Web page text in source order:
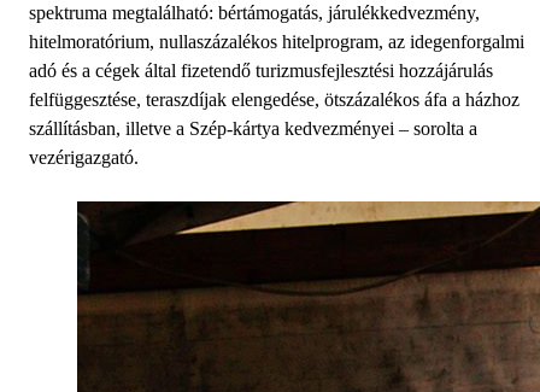
spektruma megtalálható: bértámogatás, járulékkedvezmény,
hitelmoratórium, nullaszázalékos hitelprogram, az idegenforgalmi
adó és a cégek által fizetendő turizmusfejlesztési hozzájárulás
felfüggesztése, teraszdíjak elengedése, ötszázalékos áfa a házhoz
szállításban, illetve a Szép-kártya kedvezményei – sorolta a
vezérigazgató.